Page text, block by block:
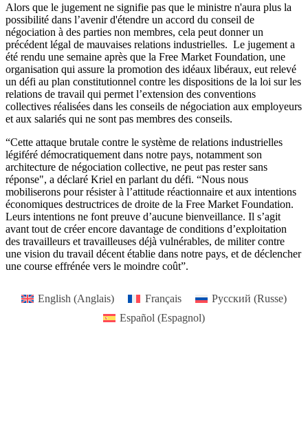
Alors que le jugement ne signifie pas que le ministre n'aura plus la
possibilité dans l’avenir d'étendre un accord du conseil de
négociation à des parties non membres, cela peut donner un
précédent légal de mauvaises relations industrielles. Le jugement a
été rendu une semaine après que la Free Market Foundation, une
organisation qui assure la promotion des idéaux libéraux, eut relevé
un défi au plan constitutionnel contre les dispositions de la loi sur les
relations de travail qui permet l’extension des conventions
collectives réalisées dans les conseils de négociation aux employeurs
et aux salariés qui ne sont pas membres des conseils.
“Cette attaque brutale contre le système de relations industrielles
légiféré démocratiquement dans notre pays, notamment son
architecture de négociation collective, ne peut pas rester sans
réponse", a déclaré Kriel en parlant du défi. “Nous nous
mobiliserons pour résister à l’attitude réactionnaire et aux intentions
économiques destructrices de droite de la Free Market Foundation.
Leurs intentions ne font preuve d’aucune bienveillance. Il s’agit
avant tout de créer encore davantage de conditions d’exploitation
des travailleurs et travailleuses déjà vulnérables, de militer contre
une vision du travail décent établie dans notre pays, et de déclencher
une course effrénée vers le moindre coût”.
English (Anglais) Français Русский (Russe)
Español (Espagnol)